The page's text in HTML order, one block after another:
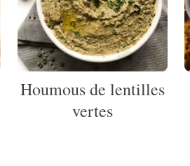
Houmous de lentilles
vertes